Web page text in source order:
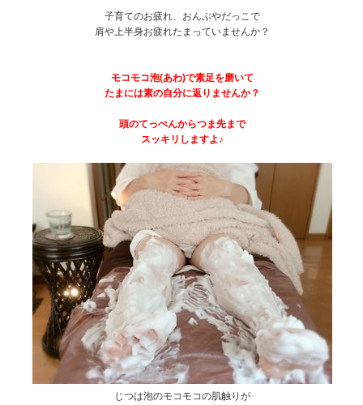
子育てのお疲れ、おんぶやだっこで
肩や上半身お疲れたまっていませんか？
モコモコ泡(あわ)で素足を磨いて
たまには素の自分に返りませんか？
頭のてっぺんからつま先まで
スッキリしますよ♪
じつは泡のモコモコの肌触りが